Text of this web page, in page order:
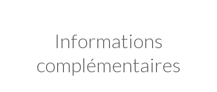
Informations
complémentaires